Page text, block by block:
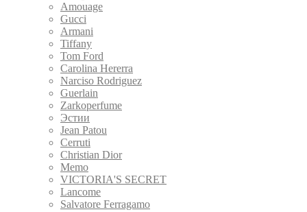
Amouage
Gucci
Armani
Tiffany
Tom Ford
Carolina Hererra
Narciso Rodriguez
Guerlain
Zarkoperfume
Эстии
Jean Patou
Cerruti
Christian Dior
Memo
VICTORIA'S SECRET
Lancome
Salvatore Ferragamo